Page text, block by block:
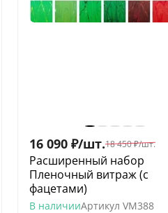
16 090 ₽/шт.18 450 ₽/шт.
Расширенный набор
Пленочный витраж (с
фацетами)
В наличииАртикул VM388